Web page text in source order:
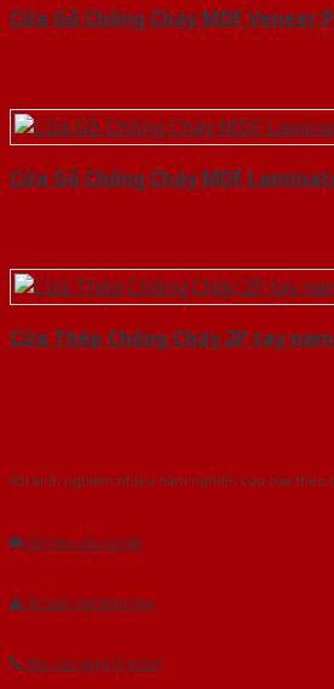
Cửa Gỗ Chống Cháy MDF Veneer
Cửa Gỗ Chống Cháy MDF
Cửa Thép Chống Cháy 2P tay
Với kinh nghiệm nhiêu năm nghiên cứu cửa theo
Gửi yêu cầu tư vấn
Tải báo giá tổng hợp
Yêu cầu gọi lại (3 phút)